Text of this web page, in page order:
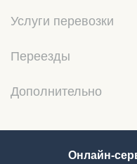
Услуги перевозки
Переезды
Дополнительно
Онлайн-